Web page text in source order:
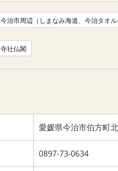
今治市周辺（しまなみ海道、今治タオル
寺社仏閣
愛媛県今治市伯方町
0897-73-0634